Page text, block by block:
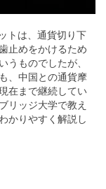
トは、通貨切り下
止めをかけるため
うものでしたが、
、中国との通貨摩
在まで継続してい
リッジ大学で教え
かりやすく解説し